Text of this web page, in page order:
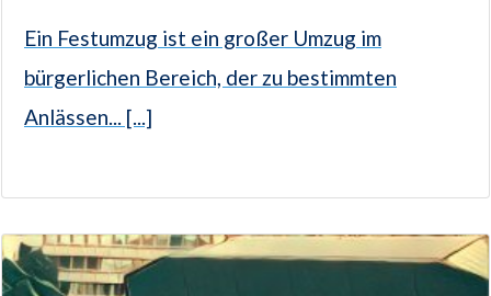
Ein Festumzug ist ein großer Umzug im
bürgerlichen Bereich, der zu bestimmten
Anlässen... [...]